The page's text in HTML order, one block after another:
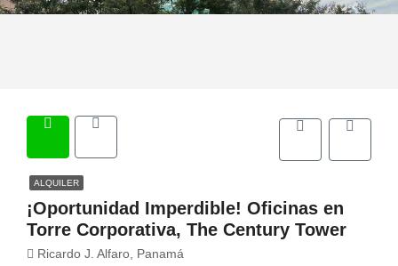
ALQUILER
¡Oportunidad Imperdible! Oficinas en
Torre Corporativa, The Century Tower
Ricardo J. Alfaro, Panamá